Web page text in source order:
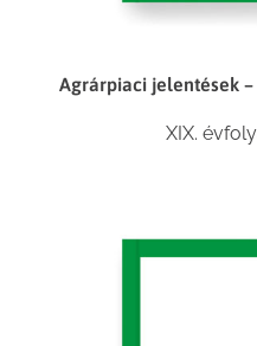
Agrárpiaci jelentések
XIX.